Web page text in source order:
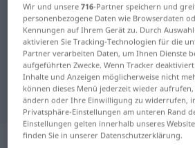
Deutsch-Kroatisch
"ausgefallen"
"ausgefallen" Kroatisch
Übersetzung
„ausgefallen“:
Wir und unsere716-Partner speichern und
personenbezogene Daten wie Browserdaten
Kennungen auf Ihrem Gerät zu. Durch
aktivieren Sie Tracking-Technologien für die
Partner verarbeiten Daten, um Ihnen Dienste
aufgeführten Zwecke. Wenn Tracker
Inhalte und Anzeigen möglicherweise nicht
können dieses Menü jederzeit wieder
ändern oder Ihre Einwilligung zu widerrufen,
Privatsphäre-Einstellungen am unteren Rand
Einstellungen gelten innerhalb unseres
finden Sie in unserer Datenschutzerklärung.